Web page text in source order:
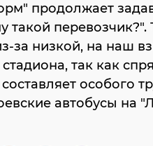
продолжает
такой
за низкой, на наш
так как
особого
автобусы на